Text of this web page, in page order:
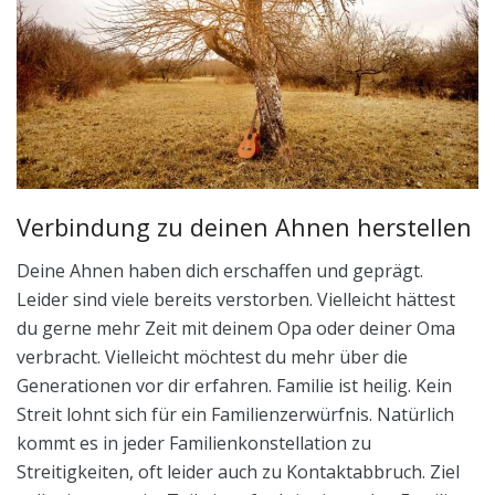
Verbindung zu deinen Ahnen herstellen
Deine Ahnen haben dich erschaffen und geprägt.
Leider sind viele bereits verstorben. Vielleicht hättest
du gerne mehr Zeit mit deinem Opa oder deiner Oma
verbracht. Vielleicht möchtest du mehr über die
Generationen vor dir erfahren. Familie ist heilig. Kein
Streit lohnt sich für ein Familienzerwürfnis. Natürlich
kommt es in jeder Familienkonstellation zu
Streitigkeiten, oft leider auch zu Kontaktabbruch. Ziel